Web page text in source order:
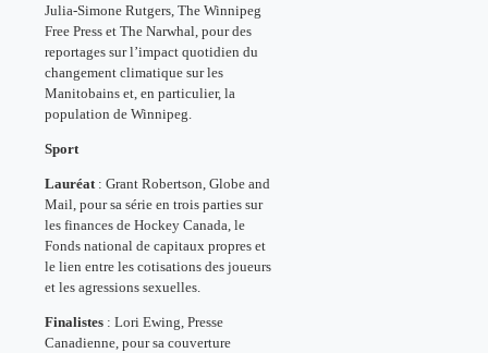
Julia-Simone Rutgers, The Winnipeg
Free Press et The Narwhal, pour des
reportages sur l’impact quotidien du
changement climatique sur les
Manitobains et, en particulier, la
population de Winnipeg.
Sport
Lauréat : Grant Robertson, Globe and
Mail, pour sa série en trois parties sur
les finances de Hockey Canada, le
Fonds national de capitaux propres et
le lien entre les cotisations des joueurs
et les agressions sexuelles.
Finalistes : Lori Ewing, Presse
Canadienne, pour sa couverture